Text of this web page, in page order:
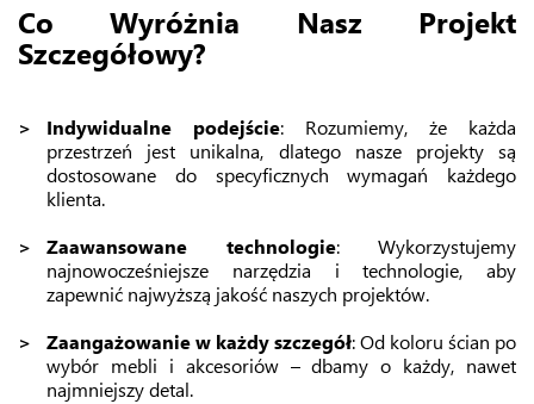
Co Wyróżnia Nasz Projekt
Szczegółowy?
Indywidualne podejście: Rozumiemy, że każda
przestrzeń jest unikalna, dlatego nasze projekty są
dostosowane do specyficznych wymagań każdego
klienta.
Zaawansowane technologie: Wykorzystujemy
najnowocześniejsze narzędzia i technologie, aby
zapewnić najwyższą jakość naszych projektów.
Zaangażowanie w każdy szczegół: Od koloru ścian po
wybór mebli i akcesoriów – dbamy o każdy, nawet
najmniejszy detal.